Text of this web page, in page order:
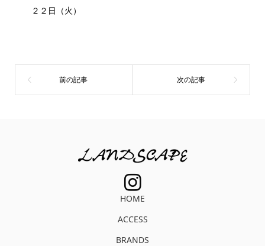
２２日（火）
HOME
ACCESS
BRANDS